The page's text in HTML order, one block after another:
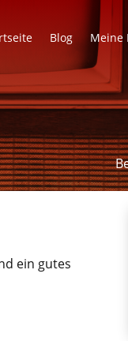
Blog Meine
ein gutes